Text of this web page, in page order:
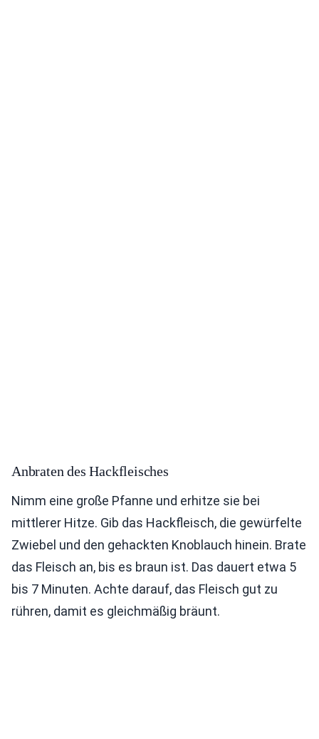
Anbraten des Hackfleisches
Nimm eine große Pfanne und erhitze sie bei
mittlerer Hitze. Gib das Hackfleisch, die gewürfelte
Zwiebel und den gehackten Knoblauch hinein. Brate
das Fleisch an, bis es braun ist. Das dauert etwa 5
bis 7 Minuten. Achte darauf, das Fleisch gut zu
rühren, damit es gleichmäßig bräunt.